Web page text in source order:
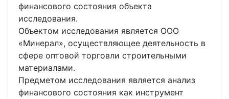
финансового состояния объекта
исследования.
Объектом исследования является ООО
«Минерал», осуществляющее деятельность в
сфере оптовой торговли строительными
материалами.
Предметом исследования является анализ
финансового состояния как инструмент